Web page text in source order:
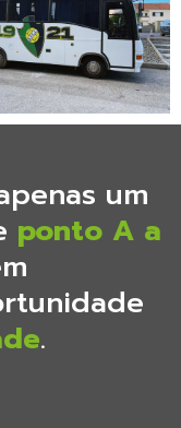
um
ponto A a
.